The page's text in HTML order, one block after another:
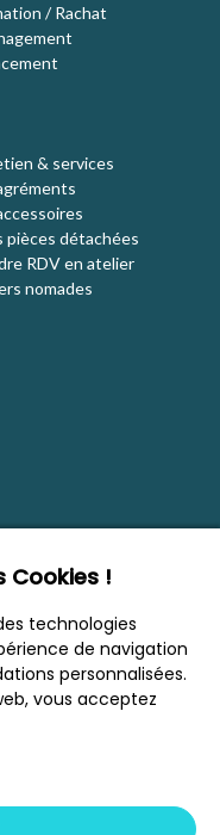
/ Rachat
& services
pièces détachées
RDV en atelier
nomades
Cookies !
technologies
de navigation
personnalisées.
vous acceptez